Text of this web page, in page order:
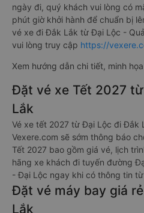
ngày đi, quý khách vui lòng có
phút giờ khởi hành để chuẩn bị
vé xe đi Đắk Lắk từ Đại Lộc -
vui lòng truy cập https://
Xem hướng dẫn chi tiết, minh
Đặt vé xe Tết 2027
Lắk
Vé xe tết 2027 từ Đại Lộc đi Đắk
Vexere.com sẽ sớm thông báo
Tết 2027 bao gồm giá vé, lịch
hãng xe khách đi tuyến đường
- Đại Lộc ngay khi có thông tin
Đặt vé máy bay giá
Lắk